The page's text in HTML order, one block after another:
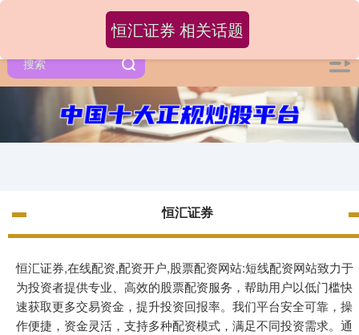
恒汇证券
恒汇证券,在线配资,配资开户,股票配资网站:短线配资网站致力于
为投资者提供专业、高效的股票配资服务，帮助用户以低门槛快
速获取更多交易资金，提升投资回报率。我们平台安全可靠，操
作便捷，资金灵活，支持多种配资模式，满足不同投资需求。通
恒汇证券 相关话题